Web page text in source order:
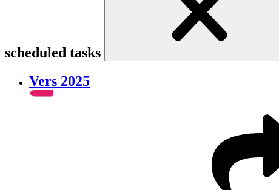
scheduled tasks
Vers 2025